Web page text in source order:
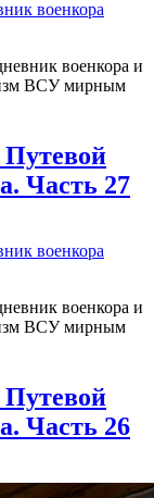
военкора и
ВСУ мирным
Часть 27
военкора и
ВСУ мирным
Часть 26